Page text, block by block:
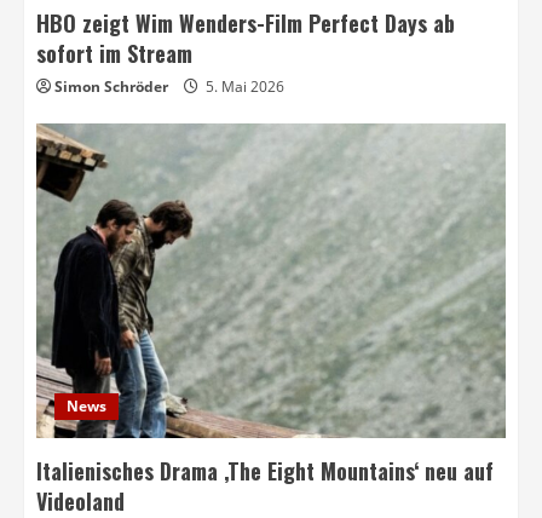
HBO zeigt Wim Wenders-Film Perfect Days ab
sofort im Stream
Simon Schröder 5. Mai 2026
News
Italienisches Drama ‚The Eight Mountains‘ neu auf
Videoland